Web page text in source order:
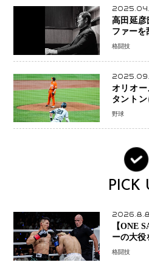
高田延
ファー
「すでに
格闘技
オリオ
タント
で降板
野球
PICK
2026.8.8
【ONE
ーの大役
正明が衝
格闘技